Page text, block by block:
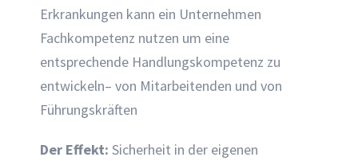
Erkrankungen kann ein Unternehmen
Fachkompetenz nutzen um eine
entsprechende Handlungskompetenz zu
entwickeln– von Mitarbeitenden und von
Führungskräften
Der Effekt: Sicherheit in der eigenen